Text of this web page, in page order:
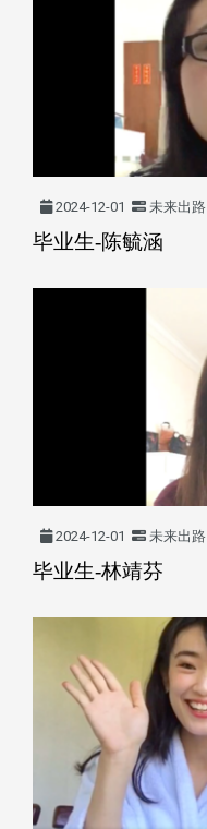
2024-12-01 未来出路
毕业生-陈毓涵
2024-12-01 未来出路
毕业生-林靖芬